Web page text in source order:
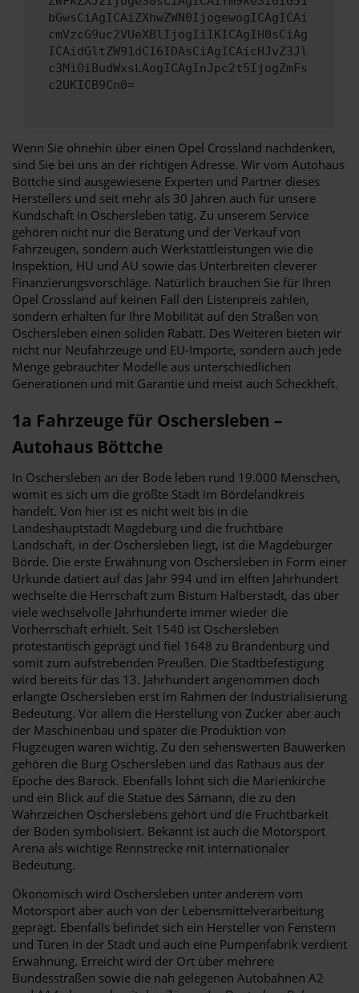
bGwsCiAgICAiZXhwZWN0IjogewogICAgICAi
cmVzcG9uc2VUeXBlIjogIiIKICAgIH0sCiAg
ICAidGltZW91dCI6IDAsCiAgICAicHJvZ3Jl
c3MiOiBudWxsLAogICAgInJpc2t5IjogZmFs
c2UKICB9Cn0=
Wenn Sie ohnehin über einen Opel Crossland nachdenken,
sind Sie bei uns an der richtigen Adresse. Wir vom Autohaus
Böttche sind ausgewiesene Experten und Partner dieses
Herstellers und seit mehr als 30 Jahren auch für unsere
Kundschaft in Oschersleben tätig. Zu unserem Service
gehören nicht nur die Beratung und der Verkauf von
Fahrzeugen, sondern auch Werkstattleistungen wie die
Inspektion, HU und AU sowie das Unterbreiten cleverer
Finanzierungsvorschläge. Natürlich brauchen Sie für Ihren
Opel Crossland auf keinen Fall den Listenpreis zahlen,
sondern erhalten für Ihre Mobilität auf den Straßen von
Oschersleben einen soliden Rabatt. Des Weiteren bieten wir
nicht nur Neufahrzeuge und EU-Importe, sondern auch jede
Menge gebrauchter Modelle aus unterschiedlichen
Generationen und mit Garantie und meist auch Scheckheft.
1a Fahrzeuge für Oschersleben –
Autohaus Böttche
In Oschersleben an der Bode leben rund 19.000 Menschen,
womit es sich um die größte Stadt im Bördelandkreis
handelt. Von hier ist es nicht weit bis in die
Landeshauptstadt Magdeburg und die fruchtbare
Landschaft, in der Oschersleben liegt, ist die Magdeburger
Börde. Die erste Erwähnung von Oschersleben in Form einer
Urkunde datiert auf das Jahr 994 und im elften Jahrhundert
wechselte die Herrschaft zum Bistum Halberstadt, das über
viele wechselvolle Jahrhunderte immer wieder die
Vorherrschaft erhielt. Seit 1540 ist Oschersleben
protestantisch geprägt und fiel 1648 zu Brandenburg und
somit zum aufstrebenden Preußen. Die Stadtbefestigung
wird bereits für das 13. Jahrhundert angenommen doch
erlangte Oschersleben erst im Rahmen der Industrialisierung
Bedeutung. Vor allem die Herstellung von Zucker aber auch
der Maschinenbau und später die Produktion von
Flugzeugen waren wichtig. Zu den sehenswerten Bauwerken
gehören die Burg Oschersleben und das Rathaus aus der
Epoche des Barock. Ebenfalls lohnt sich die Marienkirche
und ein Blick auf die Statue des Sämann, die zu den
Wahrzeichen Oscherslebens gehört und die Fruchtbarkeit
der Böden symbolisiert. Bekannt ist auch die Motorsport
Arena als wichtige Rennstrecke mit internationaler
Bedeutung.
Ökonomisch wird Oschersleben unter anderem vom
Motorsport aber auch von der Lebensmittelverarbeitung
geprägt. Ebenfalls befindet sich ein Hersteller von Fenstern
und Türen in der Stadt und auch eine Pumpenfabrik verdient
Erwähnung. Erreicht wird der Ort über mehrere
Bundesstraßen sowie die nah gelegenen Autobahnen A2